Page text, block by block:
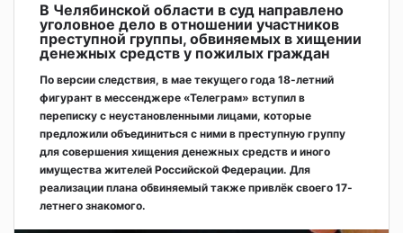
В Челябинской области в суд направлено
уголовное дело в отношении участников
преступной группы, обвиняемых в хищении
денежных средств у пожилых граждан
По версии следствия, в мае текущего года 18-летний
фигурант в мессенджере «Телеграм» вступил в
переписку с неустановленными лицами, которые
предложили объединиться с ними в преступную группу
для совершения хищения денежных средств и иного
имущества жителей Российской Федерации. Для
реализации плана обвиняемый также привлёк своего 17-
летнего знакомого.